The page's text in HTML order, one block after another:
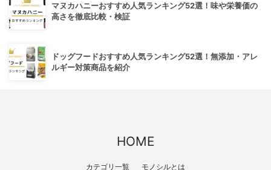
マヌカハニーおすすめ人気ランキング52選！味や栄養価の
高さを徹底比較・検証
ドッグフードおすすめ人気ランキング52選！無添加・アレ
ルギー対策商品を紹介
HOME
カテゴリ一覧 モノシルとは